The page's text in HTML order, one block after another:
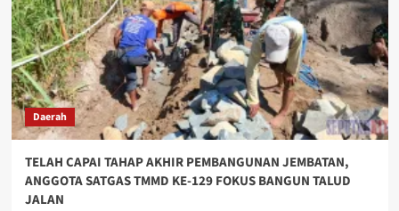
Daerah
TELAH CAPAI TAHAP AKHIR PEMBANGUNAN JEMBATAN,
ANGGOTA SATGAS TMMD KE-129 FOKUS BANGUN TALUD
JALAN